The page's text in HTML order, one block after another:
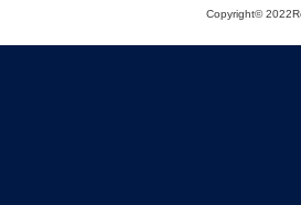
Copyright©